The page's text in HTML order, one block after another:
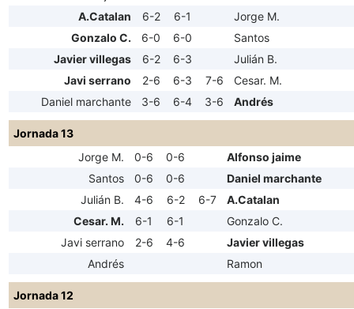
A.Catalan
6-2 6-1
Jorge M.
Gonzalo C.
6-0 6-0
Santos
Javier villegas
6-2 6-3
Julián B.
Javi serrano
2-6 6-3 7-6
Cesar. M.
Daniel marchante
3-6 6-4 3-6 Andrés
Jornada 13
Jorge M.
0-6 0-6
Alfonso jaime
Santos
0-6 0-6
Daniel marchante
Julián B.
4-6 6-2 6-7
A.Catalan
Cesar. M.
6-1 6-1
Gonzalo C.
Javi serrano
2-6 4-6
Javier villegas
Andrés
Ramon
Jornada 12